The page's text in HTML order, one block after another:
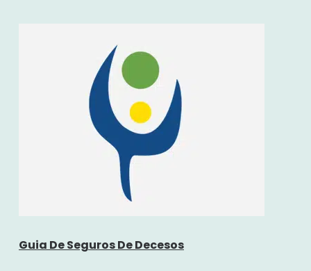
Guia De Seguros De Decesos